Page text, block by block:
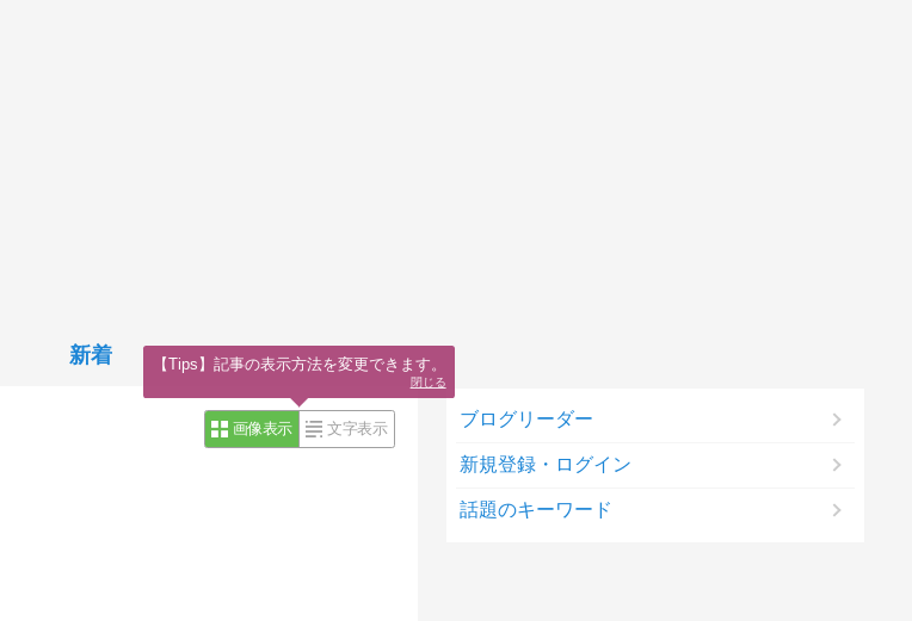
新着
画像表示 文字表示 ブログリーダー
新規登録・ログイン
話題のキーワード
【Tips】記事の表示方法を変更できます。
閉じる